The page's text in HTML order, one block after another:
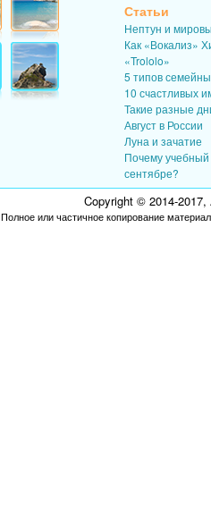
Статьи
Нептун и
Как «Вокализ»
«Trololo»
5 типов
10 счастливых
Такие разные
Август в России
Луна и зачатие
Почему учебный
сентябре?
Copyright © 2014-
Полное или частичное копирование